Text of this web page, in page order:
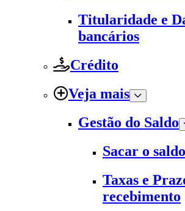
Titularidade e
bancários
Crédito
Veja mais
Gestão do Saldo
Sacar o saldo
Taxas e
recebimento